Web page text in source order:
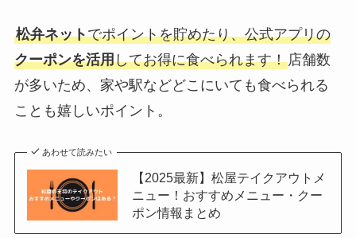
松弁ネットでポイントを貯めたり、公式アプリの
クーポンを活用してお得に食べられます！店舗数
が多いため、家や駅などどこにいても食べられる
ことも嬉しいポイント。
あわせて読みたい
【2025最新】松屋テイクアウトメ
ニュー！おすすめメニュー・クー
ポン情報まとめ